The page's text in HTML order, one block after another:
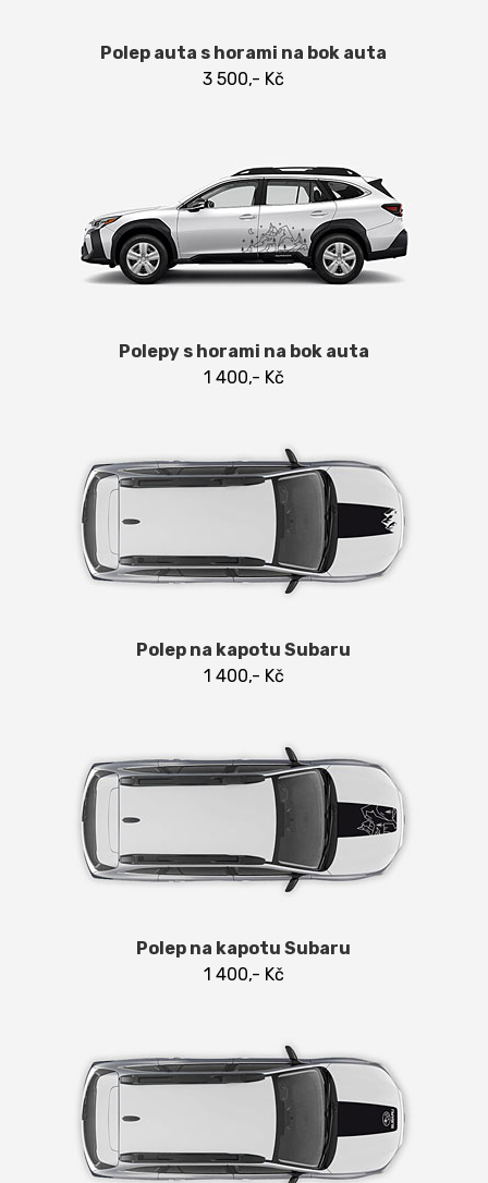
Polep auta s horami na bok auta
3 500,- Kč
Polepy s horami na bok auta
1 400,- Kč
Polep na kapotu Subaru
1 400,- Kč
Polep na kapotu Subaru
1 400,- Kč